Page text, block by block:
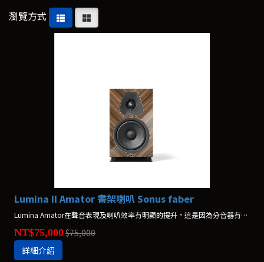
瀏覽方式
Lumina II Amator 書架喇叭 Sonus faber
Lumina Amator在聲音表現及喇叭效率有明顯的提升，這是因為分音器有了非常重要的提升。
NT$75,000$75,000
詳細介紹